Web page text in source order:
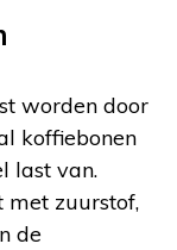
worden door
koffiebonen
last van.
met zuurstof,
de